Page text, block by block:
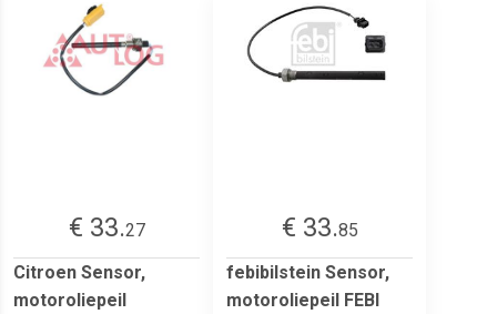
€ 33.27
Citroen Sensor,
motoroliepeil
€ 33.85
febibilstein Sensor,
motoroliepeil FEBI